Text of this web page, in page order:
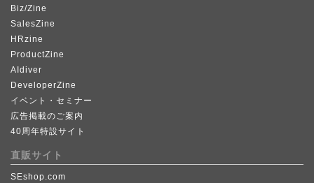
Biz/Zine
SalesZine
HRzine
ProductZine
AIdiver
DeveloperZine
イベント・セミナー
広告掲載のご案内
40周年特設サイト
直販サイト
SEshop.com